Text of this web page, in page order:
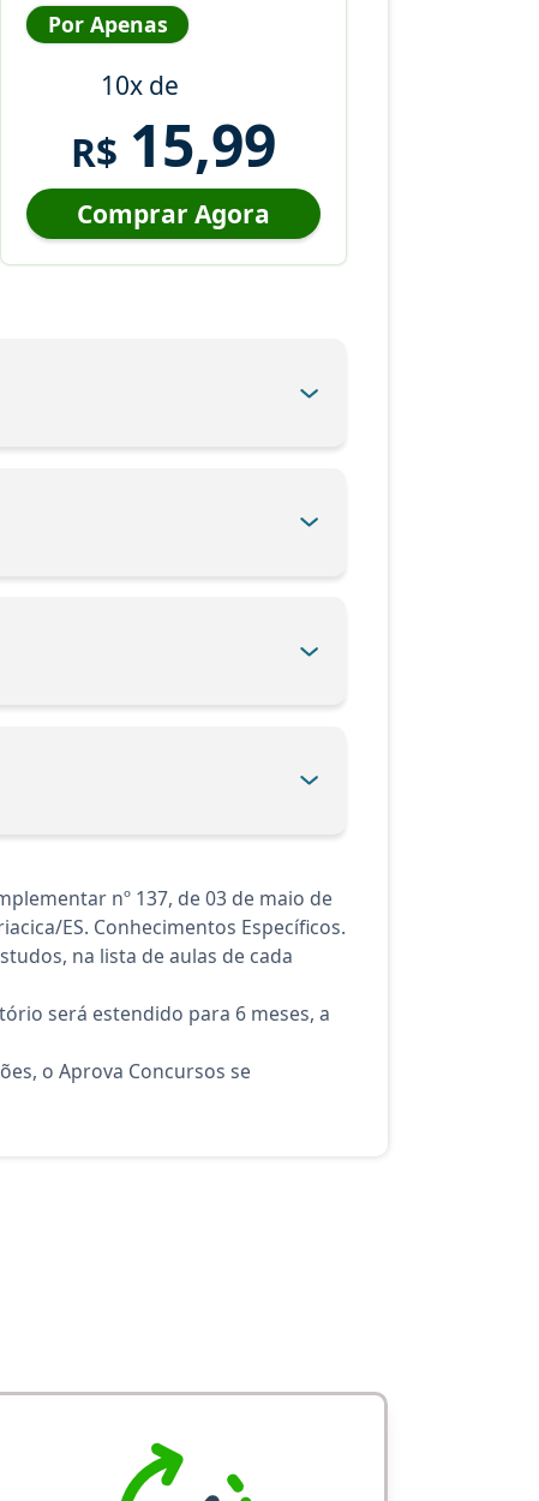
Por Apenas
10x de
R$ 15,99
Comprar Agora
nº 137, de 03 de maio de
ES. Conhecimentos Específicos.
na lista de aulas de cada
será estendido para 6 meses, a
o Aprova Concursos se